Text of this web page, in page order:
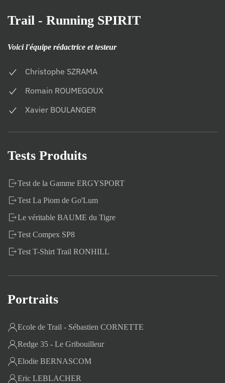
Trail - Running SPIRIT
Voici l'équipe rédactrice et testeur
Christophe SZRAMA
Romain ROUMEGOUX
Xavier BOULANGER
Tests Produits
Test de la Gamme ERGYSPORT
Test La Piom de Go'Lum
Le véritable BAUME du Tigre
Test Compex SP8
Test T-Shirt Trail RONHILL
Portraits
Ecole de Trail - Sébastien CORNETTE
Redge 35 - Le Gribouilleur
Elodie BERNASCOM
Eric LEBLACHER